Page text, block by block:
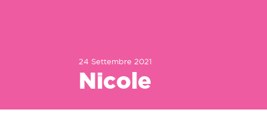
24 Settembre 2021
Nicole